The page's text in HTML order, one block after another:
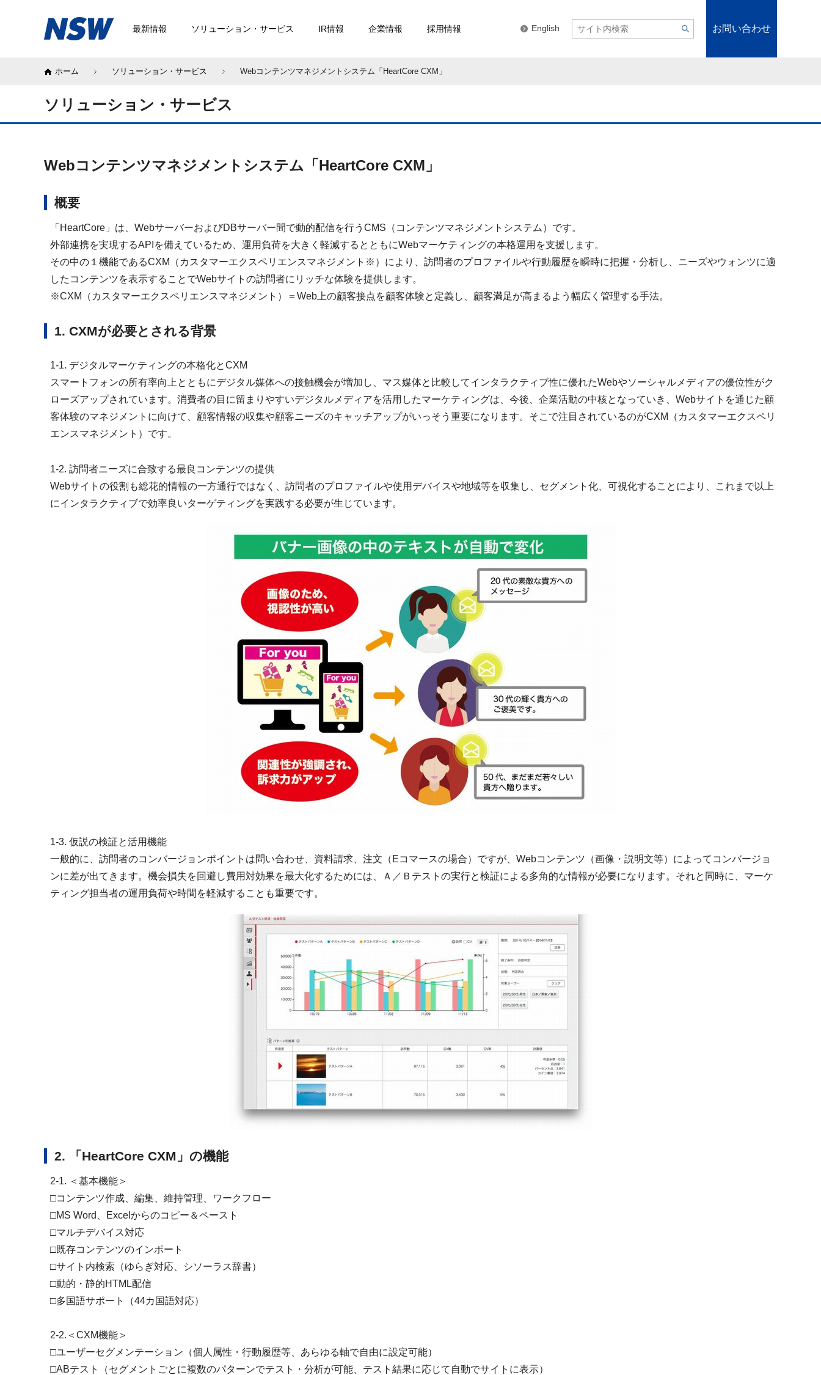
最新情報 ソリューション・サービス IR情報 企業情報 採用情報 English お問い合わせ
ホーム ソリューション・サービス Webコンテンツマネジメントシステム「HeartCore CXM」
ソリューション・サービス
Webコンテンツマネジメントシステム「HeartCore CXM」
概要
「HeartCore」は、WebサーバーおよびDBサーバー間で動的配信を行うCMS（コンテンツマネジメントシステム）です。
外部連携を実現するAPIを備えているため、運用負荷を大きく軽減するとともにWebマーケティングの本格運用を支援します。
その中の１機能であるCXM（カスタマーエクスペリエンスマネジメント※）により、訪問者のプロファイルや行動履歴を瞬時に把握・分析し、ニーズやウォンツに適
したコンテンツを表示することでWebサイトの訪問者にリッチな体験を提供します。
※CXM（カスタマーエクスペリエンスマネジメント）＝Web上の顧客接点を顧客体験と定義し、顧客満足が高まるよう幅広く管理する手法。
1. CXMが必要とされる背景
1-1. デジタルマーケティングの本格化とCXM
スマートフォンの所有率向上とともにデジタル媒体への接触機会が増加し、マス媒体と比較してインタラクティブ性に優れたWebやソーシャルメディアの優位性がク
ローズアップされています。消費者の目に留まりやすいデジタルメディアを活用したマーケティングは、今後、企業活動の中核となっていき、Webサイトを通じた顧
客体験のマネジメントに向けて、顧客情報の収集や顧客ニーズのキャッチアップがいっそう重要になります。そこで注目されているのがCXM（カスタマーエクスペリ
エンスマネジメント）です。
1-2. 訪問者ニーズに合致する最良コンテンツの提供
Webサイトの役割も総花的情報の一方通行ではなく、訪問者のプロファイルや使用デバイスや地域等を収集し、セグメント化、可視化することにより、これまで以上
にインタラクティブで効率良いターゲティングを実践する必要が生じています。
1-3. 仮説の検証と活用機能
一般的に、訪問者のコンバージョンポイントは問い合わせ、資料請求、注文（Eコマースの場合）ですが、Webコンテンツ（画像・説明文等）によってコンバージョ
ンに差が出てきます。機会損失を回避し費用対効果を最大化するためには、Ａ／Ｂテストの実行と検証による多角的な情報が必要になります。それと同時に、マーケ
ティング担当者の運用負荷や時間を軽減することも重要です。
2. 「HeartCore CXM」の機能
2-1. ＜基本機能＞
□コンテンツ作成、編集、維持管理、ワークフロー
□MS Word、Excelからのコピー＆ペースト
□マルチデバイス対応
□既存コンテンツのインポート
□サイト内検索（ゆらぎ対応、シソーラス辞書）
□動的・静的HTML配信
□多国語サポート（44カ国語対応）
2-2.＜CXM機能＞
□ユーザーセグメンテーション（個人属性・行動履歴等、あらゆる軸で自由に設定可能）
□ABテスト（セグメントごとに複数のパターンでテスト・分析が可能、テスト結果に応じて自動でサイトに表示）